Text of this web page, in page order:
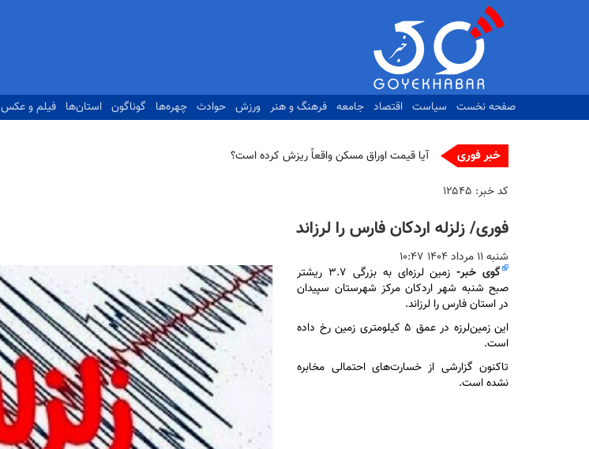
صفحه نخست سیاست اقتصاد جامعه فرهنگ و هنر ورزش حوادث چهره‌ها گوناگون استان‌ها فیلم و عکس
خبر فوری آیا قیمت اوراق مسکن واقعاً ریزش کرده است؟
کد خبر: ۱۲۵۴۵
فوری/ زلزله اردکان فارس را لرزاند
شنبه ۱۱ مرداد ۱۴۰۴ ۱۰:۴۷
گوی خبر-
زمین لرزه‌ای به بزرگی ۳.۷ ریشتر
صبح شنبه شهر اردکان مرکز شهرستان سپیدان
در استان فارس را لرزاند.
این زمین‌لرزه در عمق ۵ کیلومتری زمین رخ داده
است.
تاکنون گزارشی از خسارت‌های احتمالی مخابره
نشده است.